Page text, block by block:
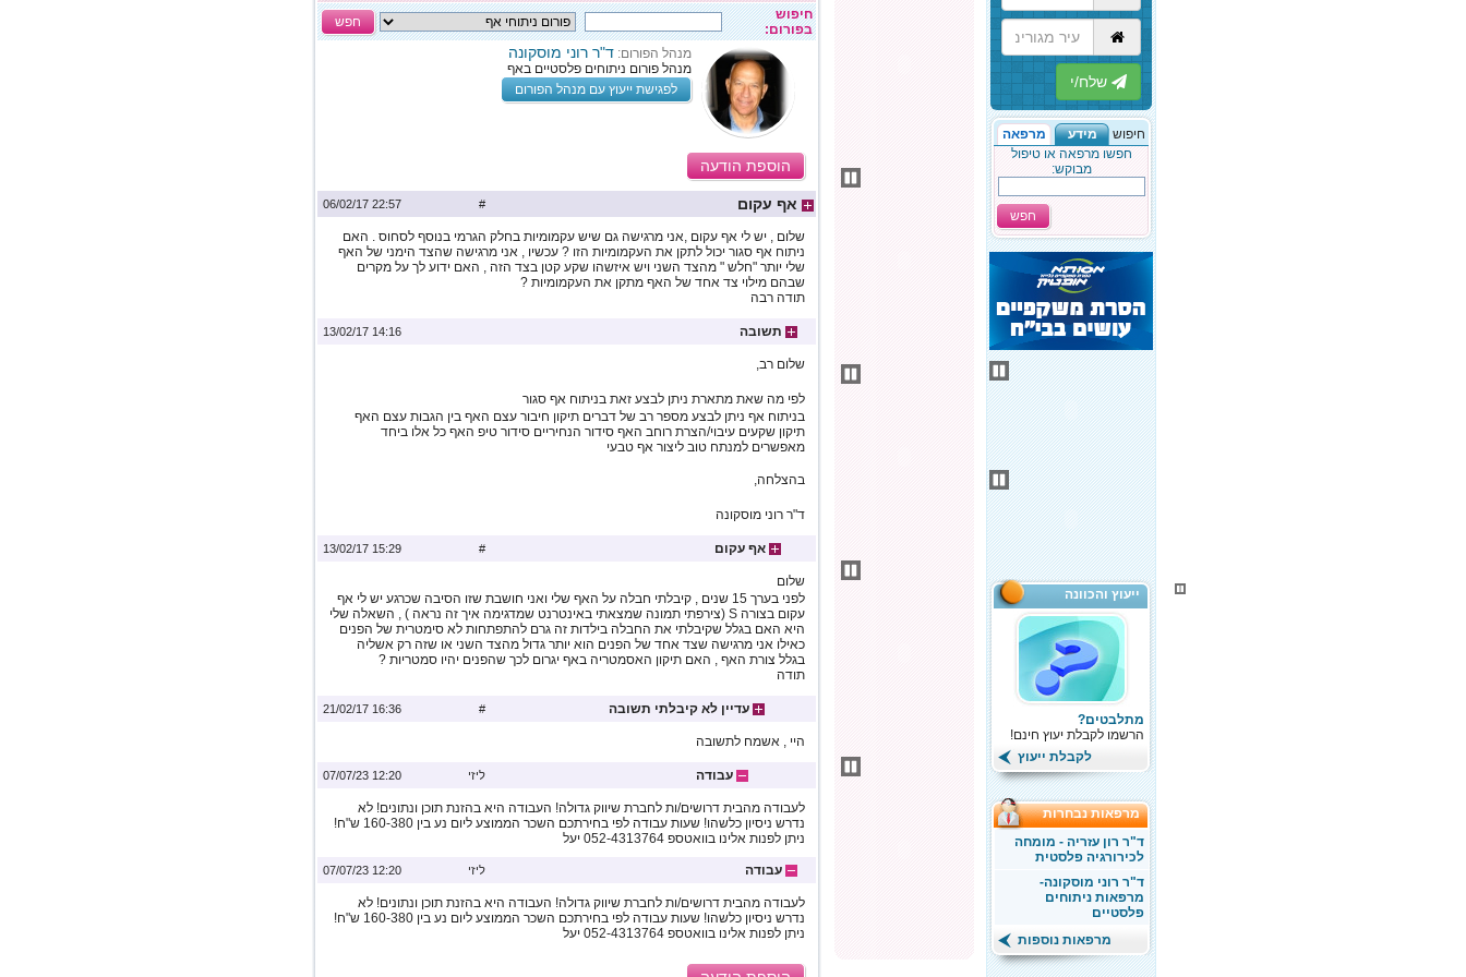
הבא
חיפוש מידע
מרפאה
חפשו מרפאה או טיפול
מבוקש:
חפש
ייעוץ והכוונה
מתלבטים?
הרשמו לקבלת יעוץ חינם!
לקבלת ייעוץ
מרפאות נבחרות
ד"ר רון עזריה - מומחה
לכירורגיה פלסטית
ד"ר רוני מוסקונה-
מרפאות ניתוחים
פלסטיים
מרפאות נוספות
חפש
חיפוש
בפורום:
מנהל הפורום: ד"ר רוני מוסקונה
מנהל פורום ניתוחים פלסטיים באף
לפגישת ייעוץ עם מנהל הפורום
הוספת הודעה
22:57 06/02/17 # אף עקום
שלום , יש לי אף עקום ,אני מרגישה גם שיש עקמומיות בחלק הגרמי בנוסף לסחוס . האם
ניתוח אף סגור יכול לתקן את העקמומיות הזו ? עכשיו , אני מרגישה שהצד הימני של האף
שלי יותר "חלש " מהצד השני ויש איזשהו שקע קטן בצד הזה , האם ידוע לך על מקרים
שבהם מילוי צד אחד של האף מתקן את העקמומיות ?
תודה רבה
14:16 13/02/17 תשובה
שלום רב,
לפי מה שאת מתארת ניתן לבצע זאת בניתוח אף סגור
בניתוח אף ניתן לבצע מספר רב של דברים תיקון חיבור עצם האף בין הגבות עצם האף
תיקון שקעים עיבוי/הצרת רוחב האף סידור הנחיריים סידור טיפ האף כל אלו ביחד
מאפשרים למנתח טוב ליצור אף טבעי
בהצלחה,
ד"ר רוני מוסקונה
15:29 13/02/17 # אף עקום
שלום
לפני בערך 15 שנים , קיבלתי חבלה על האף שלי ואני חושבת שזו הסיבה שכרגע יש לי אף
עקום בצורה S (צירפתי תמונה שמצאתי באינטרנט שמדגימה איך זה נראה ) , השאלה שלי
היא האם בגלל שקיבלתי את החבלה בילדות זה גרם להתפתחות לא סימטרית של הפנים
כאילו אני מרגישה שצד אחד של הפנים הוא יותר גדול מהצד השני או שזה רק אשליה
בגלל צורת האף , האם תיקון האסמטריה באף יגרום לכך שהפנים יהיו סמטריות ?
תודה
16:36 21/02/17 # עדיין לא קיבלתי תשובה
היי , אשמח לתשובה
12:20 07/07/23 ליזי עבודה
לעבודה מהבית דרושים/ות לחברת שיווק גדולה! העבודה היא בהזנת תוכן ונתונים! לא
נדרש ניסיון כלשהו! שעות עבודה לפי בחירתכם השכר הממוצע ליום נע בין 160-380 ש"ח!
ניתן לפנות אלינו בוואטספ 052-4313764 יעל
12:20 07/07/23 ליזי עבודה
לעבודה מהבית דרושים/ות לחברת שיווק גדולה! העבודה היא בהזנת תוכן ונתונים! לא
נדרש ניסיון כלשהו! שעות עבודה לפי בחירתכם השכר הממוצע ליום נע בין 160-380 ש"ח!
ניתן לפנות אלינו בוואטספ 052-4313764 יעל